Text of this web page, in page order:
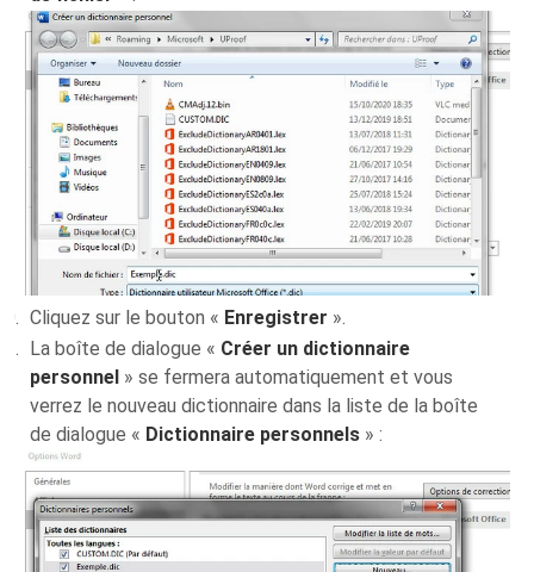
Cliquez sur le bouton « Enregistrer ».
La boîte de dialogue « Créer un dictionnaire
personnel » se fermera automatiquement et vous
verrez le nouveau dictionnaire dans la liste de la boîte
de dialogue « Dictionnaire personnels » :